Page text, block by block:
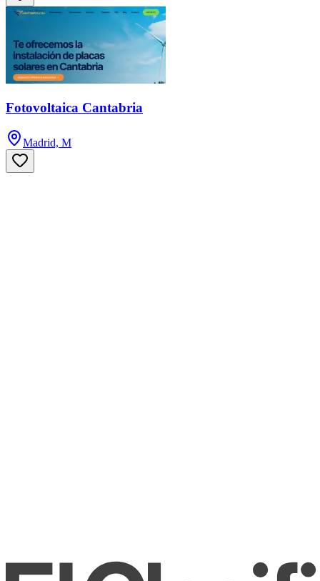
Fotovoltaica Cantabria
Madrid, M